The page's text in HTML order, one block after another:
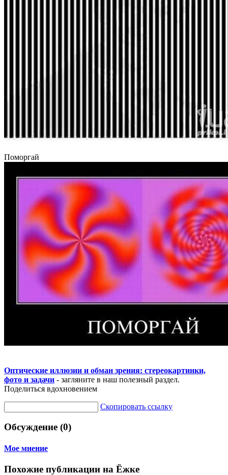
Поморгай
Оптические иллюзии и обман зрения: стереокартинки,
фото и задачи - загляните в наш полезный раздел.
Поделиться вдохновением
Скопировать ссылку
Обсуждение (0)
Мое мнение
Похожие публикации на Ёжке